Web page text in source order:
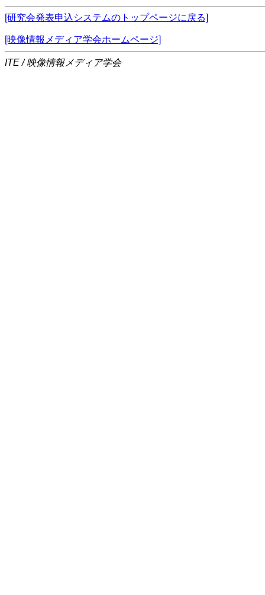
[研究会発表申込システムのトップページに戻る]
[映像情報メディア学会ホームページ]
ITE / 映像情報メディア学会